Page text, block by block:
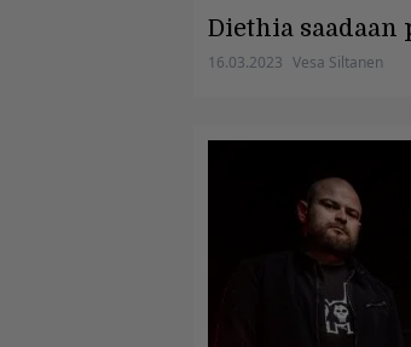
Diethia saadaan
16.03.2023 Vesa Siltanen